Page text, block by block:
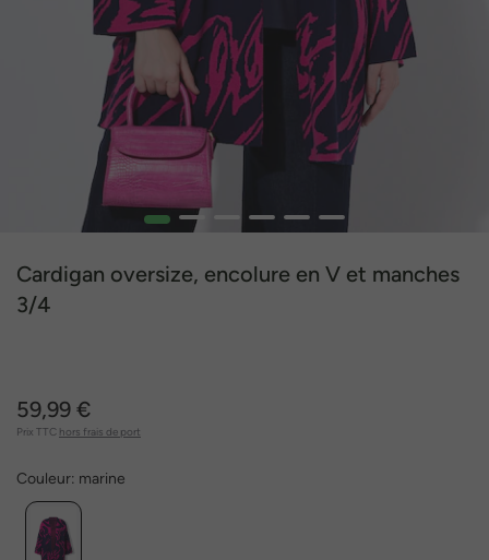
1 2 4 5 6
Cardigan oversize, encolure en V et manches
3/4
59,99 €
Prix TTC hors frais de port
Couleur: marine